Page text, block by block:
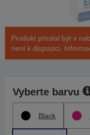
Produkt přestal být v
není k dispozici.
Vyberte barvu
Black